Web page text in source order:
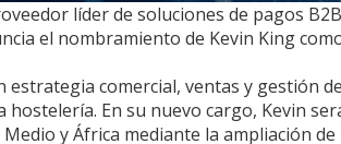
líder de soluciones de pagos
el nombramiento de Kevin King
estrategia comercial, ventas y gestión de
En su nuevo cargo, Kevin
y África mediante la ampliación de